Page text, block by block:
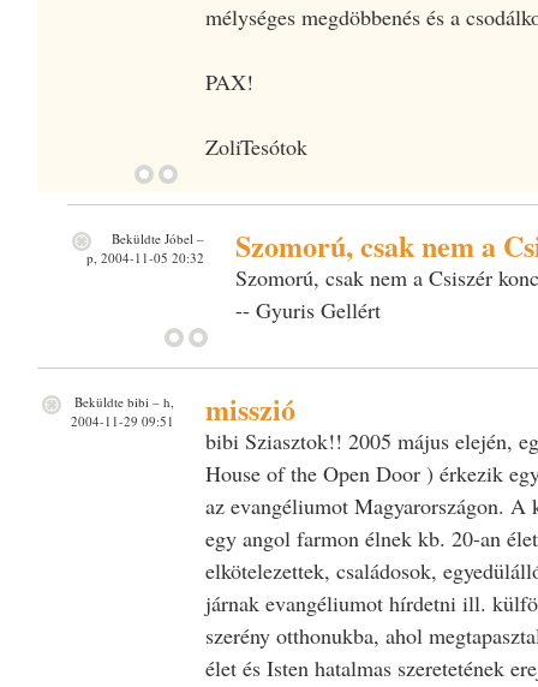
mélységes megdöbbenés és a
PAX!
ZoliTesótok
Szomorú, csak nem a
Szomorú, csak nem a Csiszér
-- Gyuris Gellért
Beküldte Jóbel –
p, 2004-11-05 20:32
misszió
bibi Sziasztok!! 2005 május elején,
House of the Open Door ) érkezik
az evangéliumot Magyarországon. A
egy angol farmon élnek kb. 20-an
elkötelezettek, családosok,
járnak evangéliumot hírdetni ill.
szerény otthonukba, ahol
élet és Isten hatalmas szeretetének
Beküldte bibi – h,
2004-11-29 09:51